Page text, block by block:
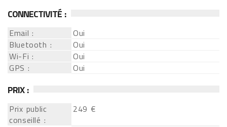
CONNECTIVITÉ :
Email :
Oui
Bluetooth :
Oui
Wi-Fi :
Oui
GPS :
Oui
PRIX :
Prix public
conseillé :
249 €